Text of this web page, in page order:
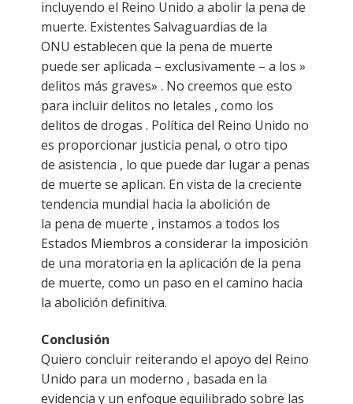
incluyendo el Reino Unido a abolir la pena de
muerte. Existentes Salvaguardias de la
ONU establecen que la pena de muerte
puede ser aplicada – exclusivamente – a los »
delitos más graves» . No creemos que esto
para incluir delitos no letales , como los
delitos de drogas . Política del Reino Unido no
es proporcionar justicia penal, o otro tipo
de asistencia , lo que puede dar lugar a penas
de muerte se aplican. En vista de la creciente
tendencia mundial hacia la abolición de
la pena de muerte , instamos a todos los
Estados Miembros a considerar la imposición
de una moratoria en la aplicación de la pena
de muerte, como un paso en el camino hacia
la abolición definitiva.
Conclusión
Quiero concluir reiterando el apoyo del Reino
Unido para un moderno , basada en la
evidencia y un enfoque equilibrado sobre las